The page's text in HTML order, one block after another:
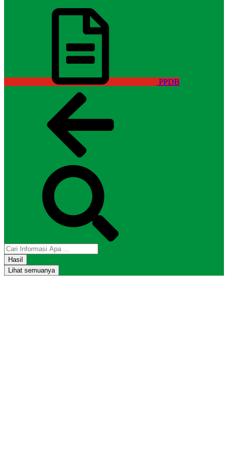
PPDB
Hasil
Lihat semuanya